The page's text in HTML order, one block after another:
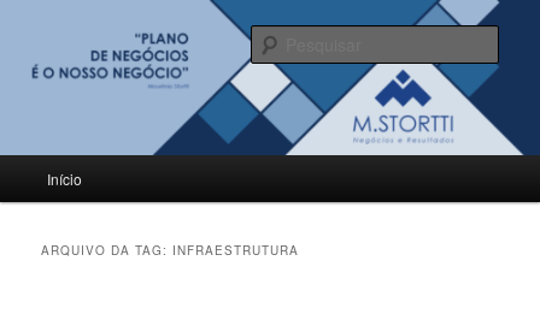
BLOG M.Stortti
principal
Início
ARQUIVO DA TAG: INFRAESTRUTURA